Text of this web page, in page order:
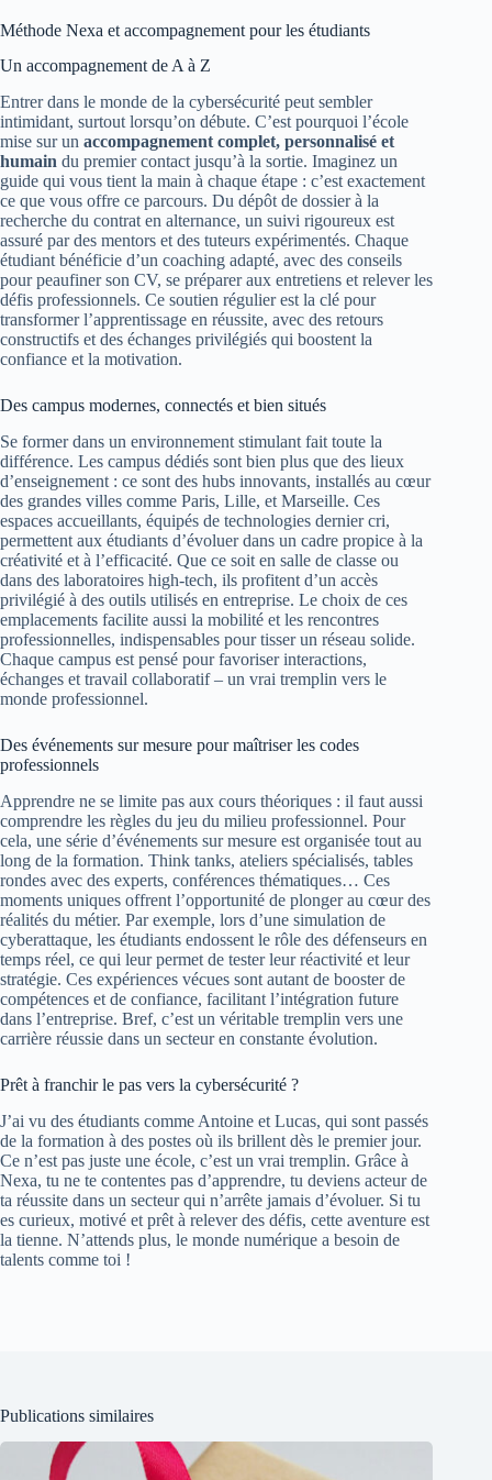
Méthode Nexa et accompagnement pour les étudiants
Un accompagnement de A à Z
Entrer dans le monde de la cybersécurité peut sembler
intimidant, surtout lorsqu’on débute. C’est pourquoi l’école
mise sur un accompagnement complet, personnalisé et
humain du premier contact jusqu’à la sortie. Imaginez un
guide qui vous tient la main à chaque étape : c’est exactement
ce que vous offre ce parcours. Du dépôt de dossier à la
recherche du contrat en alternance, un suivi rigoureux est
assuré par des mentors et des tuteurs expérimentés. Chaque
étudiant bénéficie d’un coaching adapté, avec des conseils
pour peaufiner son CV, se préparer aux entretiens et relever les
défis professionnels. Ce soutien régulier est la clé pour
transformer l’apprentissage en réussite, avec des retours
constructifs et des échanges privilégiés qui boostent la
confiance et la motivation.
Des campus modernes, connectés et bien situés
Se former dans un environnement stimulant fait toute la
différence. Les campus dédiés sont bien plus que des lieux
d’enseignement : ce sont des hubs innovants, installés au cœur
des grandes villes comme Paris, Lille, et Marseille. Ces
espaces accueillants, équipés de technologies dernier cri,
permettent aux étudiants d’évoluer dans un cadre propice à la
créativité et à l’efficacité. Que ce soit en salle de classe ou
dans des laboratoires high-tech, ils profitent d’un accès
privilégié à des outils utilisés en entreprise. Le choix de ces
emplacements facilite aussi la mobilité et les rencontres
professionnelles, indispensables pour tisser un réseau solide.
Chaque campus est pensé pour favoriser interactions,
échanges et travail collaboratif – un vrai tremplin vers le
monde professionnel.
Des événements sur mesure pour maîtriser les codes
professionnels
Apprendre ne se limite pas aux cours théoriques : il faut aussi
comprendre les règles du jeu du milieu professionnel. Pour
cela, une série d’événements sur mesure est organisée tout au
long de la formation. Think tanks, ateliers spécialisés, tables
rondes avec des experts, conférences thématiques… Ces
moments uniques offrent l’opportunité de plonger au cœur des
réalités du métier. Par exemple, lors d’une simulation de
cyberattaque, les étudiants endossent le rôle des défenseurs en
temps réel, ce qui leur permet de tester leur réactivité et leur
stratégie. Ces expériences vécues sont autant de booster de
compétences et de confiance, facilitant l’intégration future
dans l’entreprise. Bref, c’est un véritable tremplin vers une
carrière réussie dans un secteur en constante évolution.
Prêt à franchir le pas vers la cybersécurité ?
J’ai vu des étudiants comme Antoine et Lucas, qui sont passés
de la formation à des postes où ils brillent dès le premier jour.
Ce n’est pas juste une école, c’est un vrai tremplin. Grâce à
Nexa, tu ne te contentes pas d’apprendre, tu deviens acteur de
ta réussite dans un secteur qui n’arrête jamais d’évoluer. Si tu
es curieux, motivé et prêt à relever des défis, cette aventure est
la tienne. N’attends plus, le monde numérique a besoin de
talents comme toi !
Publications similaires